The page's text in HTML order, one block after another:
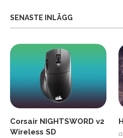
SENASTE INLÄGG
Corsair NIGHTSWORD v2
Wireless SD